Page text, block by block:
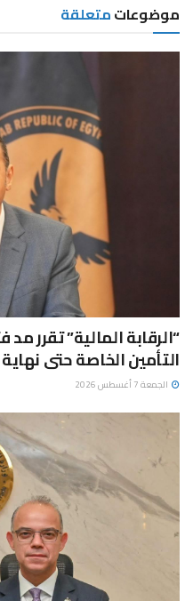
موضوعاتمتعلقة
“الرقابة المالية” تقرر
التأمين الخاصة حتى
الجمعة 7 أغسطس 2026